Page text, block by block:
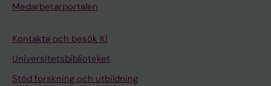
Medarbetarportalen
Kontakta och besök KI
Universitetsbiblioteket
Stöd forskning och utbildning